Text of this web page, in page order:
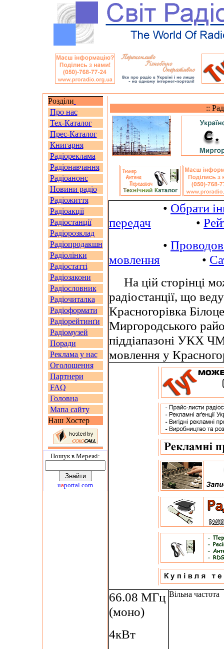
Розділи
Про нас
Тех-Каталог
Прес-Каталог
Книгарня
Радіореклама
Радіонавчання
Радіоанонс
Новини радіо
Радіожиття
Радіоакції
Радіостанції
Радіорозклад
Радіопродакшн
Радіолінки
Радіостатті
Радіозакони
Радіословник
Радіочиталка
Радіоформати
Радіорейтинґи
Радіомузей
Поради
Реклама у нас
Оголошення
Партнери
FAQ
Головна
Мапа сайту
Наш Хостер
Пошук в Мережi:
uaportal.com
::
• Обрати
передач •
•
мовлення •
На цій сторінці
радіостанції, що
Красногорівка
Миргородського
піддіапазоні УКХ
мовлення у
66.08 МГц
(моно)
4кВт
Вільна частота